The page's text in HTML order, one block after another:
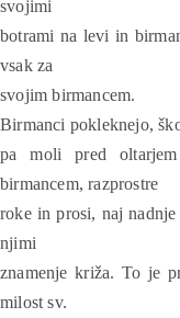
svojimi
botrami na levi in
vsak za
svojim birmancem.
Birmanci pokleknejo,
pa moli pred
birmancem, razprostre
roke in prosi, naj
njimi
znamenje križa. To je
milost sv.